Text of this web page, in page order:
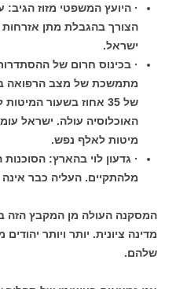
· היועץ המשפטי מזוז
הצורך בהגבלת מתן
ישראל.
· בכינוס חרום של
של 35 אחוז בשעור
מיטות לאלף נפש.
· גדעון לוי בהארץ:
מלהתקיים. העליה כבר
המסקנה העולה מן המקבץ הזה
מדינה ציונית. יותר ויותר
שלהם.